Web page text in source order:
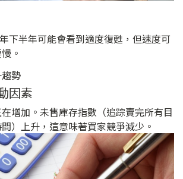
下半年可能會看到適度復甦，但速度可
。
勢
因素
增加。未售庫存指數（追踪賣完所有目
）上升，這意味著買家競爭減少。